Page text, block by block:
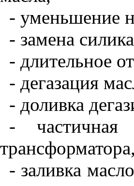
- уменьшение
- замена
- длительное
- дегазация
- доливка
-
трансформатора,
- заливка